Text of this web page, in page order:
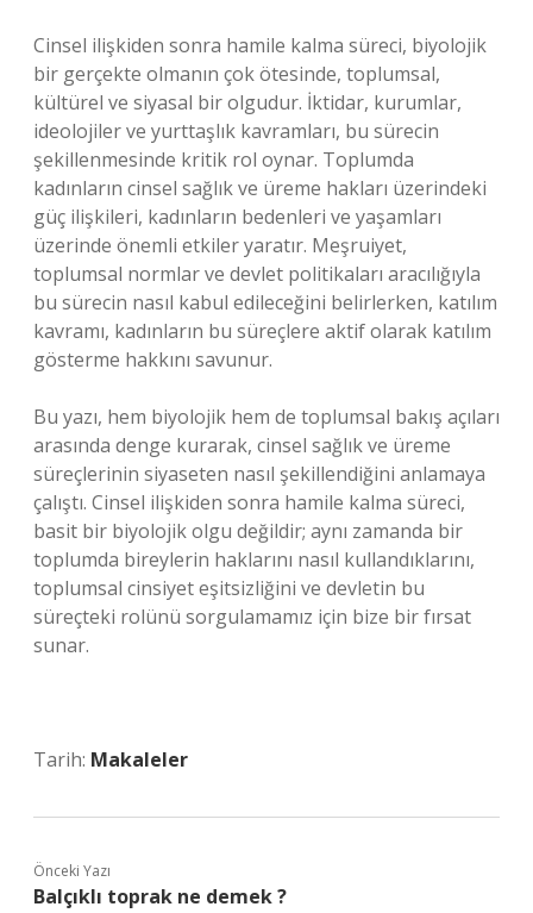
Cinsel ilişkiden sonra hamile kalma süreci, biyolojik
bir gerçekte olmanın çok ötesinde, toplumsal,
kültürel ve siyasal bir olgudur. İktidar, kurumlar,
ideolojiler ve yurttaşlık kavramları, bu sürecin
şekillenmesinde kritik rol oynar. Toplumda
kadınların cinsel sağlık ve üreme hakları üzerindeki
güç ilişkileri, kadınların bedenleri ve yaşamları
üzerinde önemli etkiler yaratır. Meşruiyet,
toplumsal normlar ve devlet politikaları aracılığıyla
bu sürecin nasıl kabul edileceğini belirlerken, katılım
kavramı, kadınların bu süreçlere aktif olarak katılım
gösterme hakkını savunur.
Bu yazı, hem biyolojik hem de toplumsal bakış açıları
arasında denge kurarak, cinsel sağlık ve üreme
süreçlerinin siyaseten nasıl şekillendiğini anlamaya
çalıştı. Cinsel ilişkiden sonra hamile kalma süreci,
basit bir biyolojik olgu değildir; aynı zamanda bir
toplumda bireylerin haklarını nasıl kullandıklarını,
toplumsal cinsiyet eşitsizliğini ve devletin bu
süreçteki rolünü sorgulamamız için bize bir fırsat
sunar.
Tarih: Makaleler
Önceki Yazı
Balçıklı toprak ne demek ?